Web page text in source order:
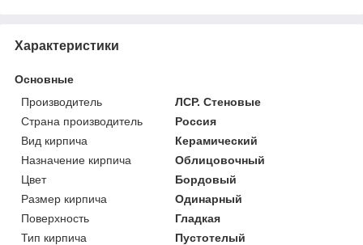
Характеристики
Основные
Производитель
ЛСР. Стеновые
Страна производитель
Россия
Вид кирпича
Керамический
Назначение кирпича
Облицовочный
Цвет
Бордовый
Размер кирпича
Одинарный
Поверхность
Гладкая
Тип кирпича
Пустотелый